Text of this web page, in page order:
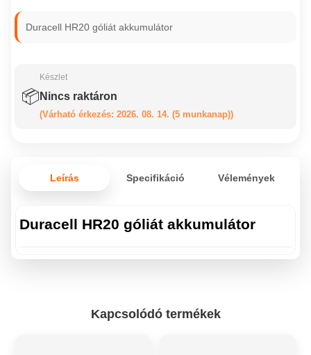
Duracell HR20 góliát akkumulátor
📦
Készlet
Nincs raktáron
(Várható érkezés: 2026. 08. 14. (5 munkanap))
Leírás Specifikáció Vélemények
Duracell HR20 góliát akkumulátor
Kapcsolódó termékek